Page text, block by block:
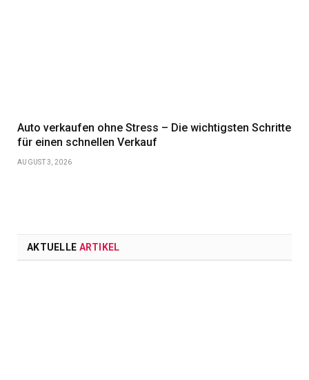
Auto verkaufen ohne Stress – Die wichtigsten Schritte
für einen schnellen Verkauf
AUGUST 3, 2026
AKTUELLE ARTIKEL